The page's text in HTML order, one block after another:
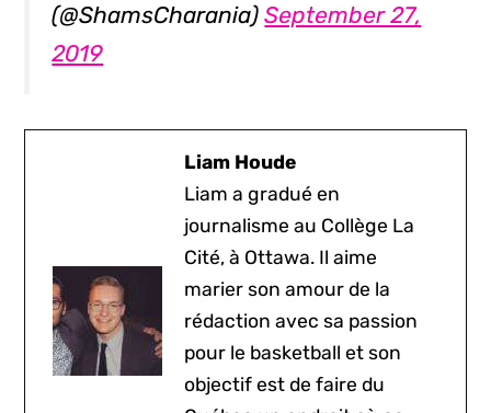
(@ShamsCharania)September 27,
2019
Liam Houde
Liam a gradué en
journalisme au Collège La
Cité, à Ottawa. Il aime
marier son amour de la
rédaction avec sa passion
pour le basketball et son
objectif est de faire du